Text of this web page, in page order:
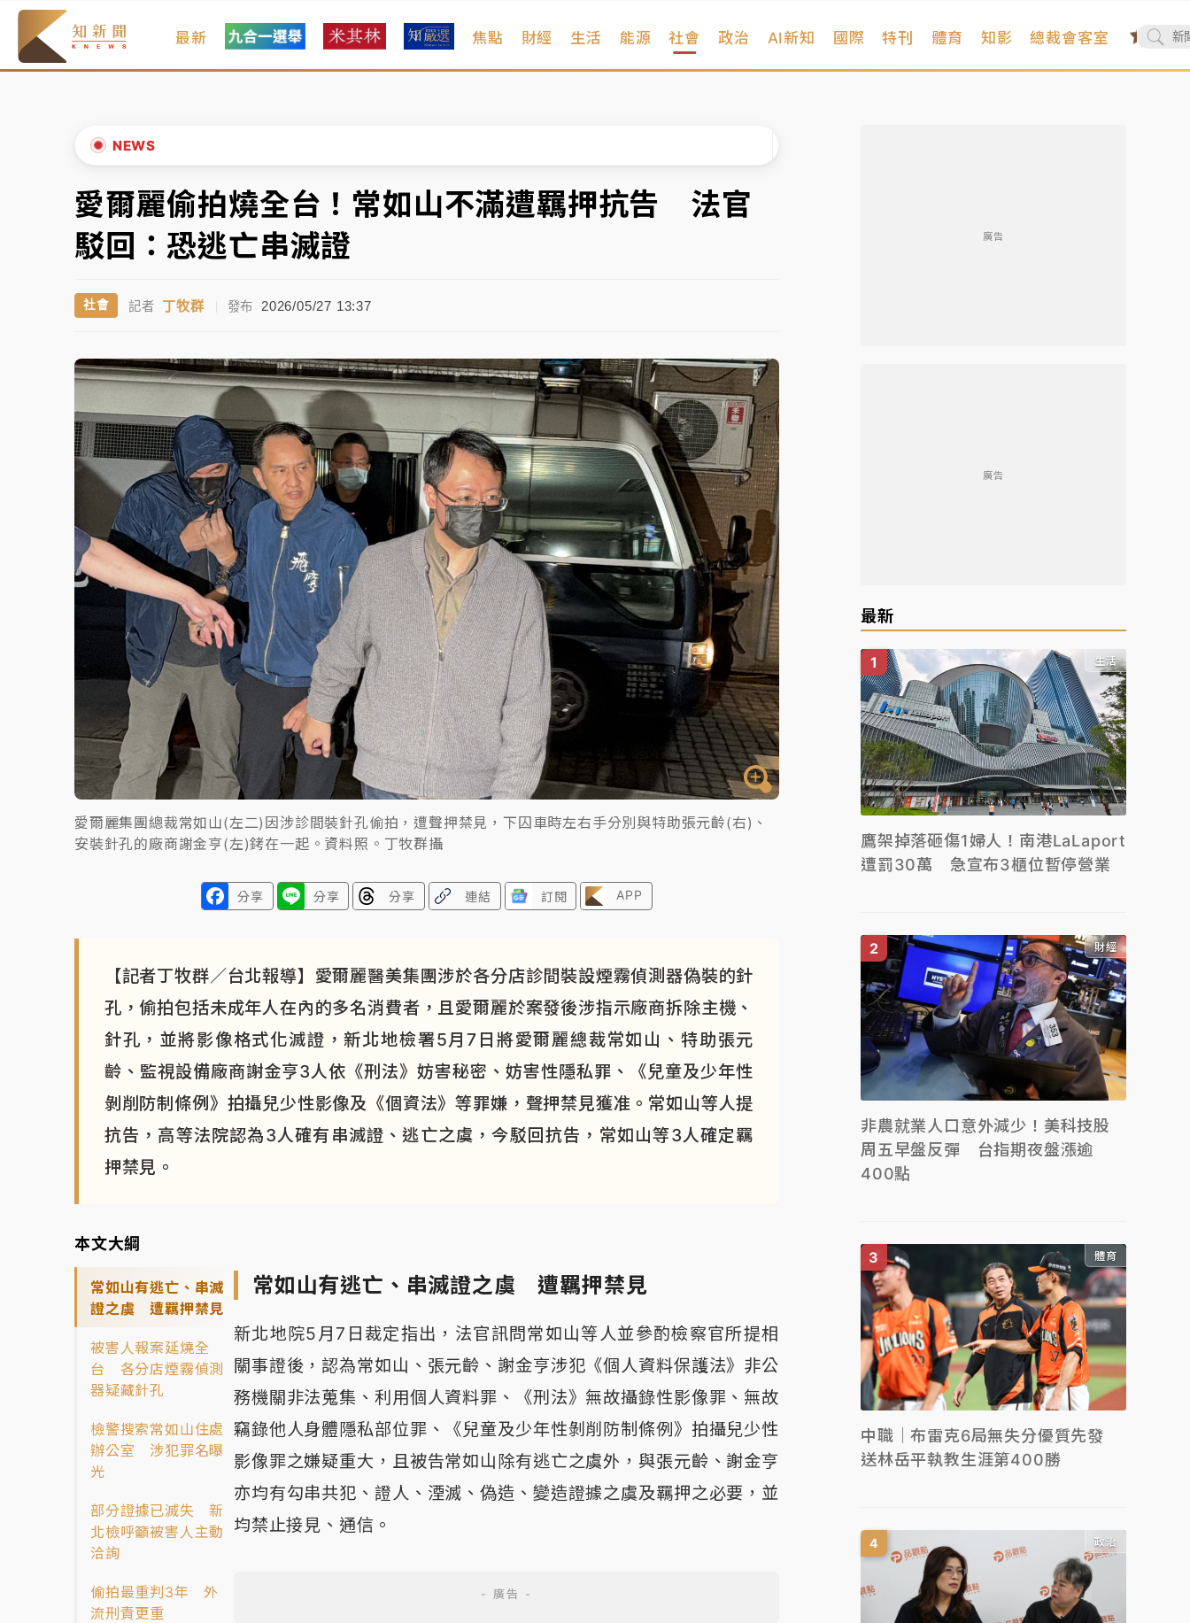
最新 焦點 財經 生活 能源 社會 政治 AI新知 國際 特刊 體育 知影 總裁會客室
NEWS
中信慈善基金會想增加董事人數！辜仲諒向法院聲請遭駁 理由曝光
故宮《龍藏經》特展第2檔！今線上預約開賣一度塞車 周六起展出延長至晚上7時
台東農業處長涉圖利渡假村！東檢抗告成功 今重開羈押庭
女律師陳昱瑄詐慈濟10億！黃金158kg遭查扣畫面曝光
中信慈善基金會想增加董事人數！辜仲諒向法院聲請遭駁 理由曝光
故宮《龍藏經》特展第2檔！今線上預約開賣一度塞車 周六起展出延長至晚上7時
台東農業處長涉圖利渡假村！東檢抗告成功 今重開羈押庭
父親節泡湯了！中颱白海豚雨彈轟3天 「紅到發紫」降雨熱區曝
▲
▼
愛爾麗偷拍燒全台！常如山不滿遭羈押抗告 法官
駁回：恐逃亡串滅證
社會 記者 丁牧群 | 發布 2026/05/27 13:37
愛爾麗集團總裁常如山(左二)因涉診間裝針孔偷拍，遭聲押禁見，下囚車時左右手分別與特助張元齡(右)、
安裝針孔的廠商謝金亨(左)銬在一起。資料照。丁牧群攝
分享 分享 分享 連結 訂閱 APP
【記者丁牧群／台北報導】愛爾麗醫美集團涉於各分店診間裝設煙霧偵測器偽裝的針
孔，偷拍包括未成年人在內的多名消費者，且愛爾麗於案發後涉指示廠商拆除主機、
針孔，並將影像格式化滅證，新北地檢署5月7日將愛爾麗總裁常如山、特助張元
齡、監視設備廠商謝金亨3人依《刑法》妨害秘密、妨害性隱私罪、《兒童及少年性
剝削防制條例》拍攝兒少性影像及《個資法》等罪嫌，聲押禁見獲准。常如山等人提
抗告，高等法院認為3人確有串滅證、逃亡之虞，今駁回抗告，常如山等3人確定羈
押禁見。
本文大綱
常如山有逃亡、串滅
證之虞 遭羈押禁見
被害人報案延燒全
台 各分店煙霧偵測
器疑藏針孔
檢警搜索常如山住處
辦公室 涉犯罪名曝
光
部分證據已滅失 新
北檢呼籲被害人主動
洽詢
偷拍最重判3年 外
流刑責更重
常如山有逃亡、串滅證之虞 遭羈押禁見
新北地院5月7日裁定指出，法官訊問常如山等人並參酌檢察官所提相
關事證後，認為常如山、張元齡、謝金亨涉犯《個人資料保護法》非公
務機關非法蒐集、利用個人資料罪、《刑法》無故攝錄性影像罪、無故
竊錄他人身體隱私部位罪、《兒童及少年性剝削防制條例》拍攝兒少性
影像罪之嫌疑重大，且被告常如山除有逃亡之虞外，與張元齡、謝金亨
亦均有勾串共犯、證人、湮滅、偽造、變造證據之虞及羈押之必要，並
均禁止接見、通信。
廣告
廣告
最新
生活
鷹架掉落砸傷1婦人！南港LaLaport
遭罰30萬 急宣布3櫃位暫停營業
財經
非農就業人口意外減少！美科技股
周五早盤反彈 台指期夜盤漲逾
400點
體育
中職｜布雷克6局無失分優質先發
送林岳平執教生涯第400勝
政治